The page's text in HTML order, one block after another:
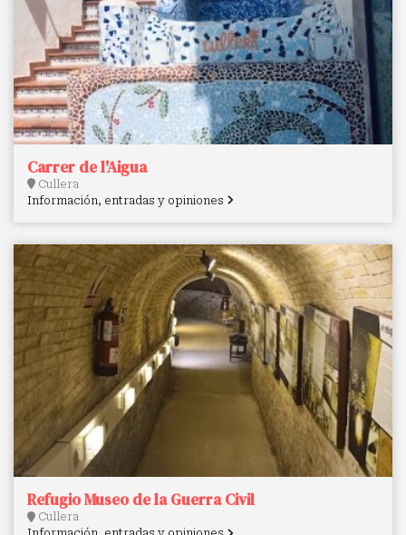
Carrer de l'Aigua
Cullera
Información, entradas y opiniones
Refugio Museo de la Guerra Civil
Cullera